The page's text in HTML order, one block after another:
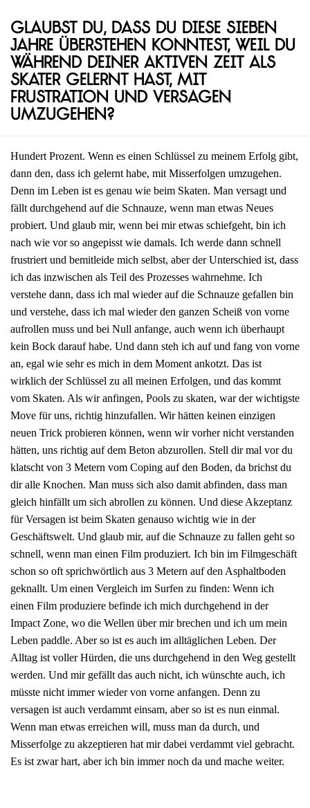
Glaubst du, dass du diese sieben
Jahre überstehen konntest, weil du
während deiner aktiven Zeit als
Skater gelernt hast, mit
Frustration und Versagen
umzugehen?
Hundert Prozent. Wenn es einen Schlüssel zu meinem Erfolg gibt,
dann den, dass ich gelernt habe, mit Misserfolgen umzugehen.
Denn im Leben ist es genau wie beim Skaten. Man versagt und
fällt durchgehend auf die Schnauze, wenn man etwas Neues
probiert. Und glaub mir, wenn bei mir etwas schiefgeht, bin ich
nach wie vor so angepisst wie damals. Ich werde dann schnell
frustriert und bemitleide mich selbst, aber der Unterschied ist, dass
ich das inzwischen als Teil des Prozesses wahrnehme. Ich
verstehe dann, dass ich mal wieder auf die Schnauze gefallen bin
und verstehe, dass ich mal wieder den ganzen Scheiß von vorne
aufrollen muss und bei Null anfange, auch wenn ich überhaupt
kein Bock darauf habe. Und dann steh ich auf und fang von vorne
an, egal wie sehr es mich in dem Moment ankotzt. Das ist
wirklich der Schlüssel zu all meinen Erfolgen, und das kommt
vom Skaten. Als wir anfingen, Pools zu skaten, war der wichtigste
Move für uns, richtig hinzufallen. Wir hätten keinen einzigen
neuen Trick probieren können, wenn wir vorher nicht verstanden
hätten, uns richtig auf dem Beton abzurollen. Stell dir mal vor du
klatscht von 3 Metern vom Coping auf den Boden, da brichst du
dir alle Knochen. Man muss sich also damit abfinden, dass man
gleich hinfällt um sich abrollen zu können. Und diese Akzeptanz
für Versagen ist beim Skaten genauso wichtig wie in der
Geschäftswelt. Und glaub mir, auf die Schnauze zu fallen geht so
schnell, wenn man einen Film produziert. Ich bin im Filmgeschäft
schon so oft sprichwörtlich aus 3 Metern auf den Asphaltboden
geknallt. Um einen Vergleich im Surfen zu finden: Wenn ich
einen Film produziere befinde ich mich durchgehend in der
Impact Zone, wo die Wellen über mir brechen und ich um mein
Leben paddle. Aber so ist es auch im alltäglichen Leben. Der
Alltag ist voller Hürden, die uns durchgehend in den Weg gestellt
werden. Und mir gefällt das auch nicht, ich wünschte auch, ich
müsste nicht immer wieder von vorne anfangen. Denn zu
versagen ist auch verdammt einsam, aber so ist es nun einmal.
Wenn man etwas erreichen will, muss man da durch, und
Misserfolge zu akzeptieren hat mir dabei verdammt viel gebracht.
Es ist zwar hart, aber ich bin immer noch da und mache weiter.